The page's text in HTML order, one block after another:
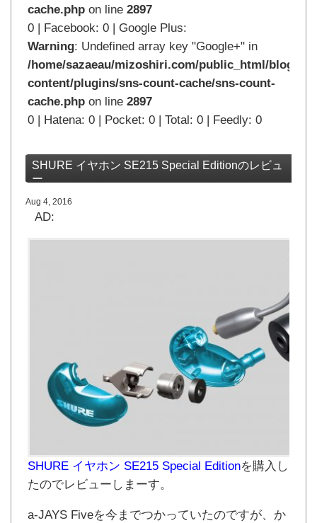
cache.php on line 2897
0 | Facebook: 0 | Google Plus:
Warning: Undefined array key "Google+" in
/home/sazaeau/mizoshiri.com/public_html/
content/plugins/sns-count-cache/sns-count-
cache.php on line 2897
0 | Hatena: 0 | Pocket: 0 | Total: 0 | Feedly: 0
SHURE イヤホン SE215 Special Editionのレビュ
ー
Aug 4, 2016
AD:
SHURE イヤホン SE215 Special Editionを購入し
たのでレビューしまーす。
a-JAYS Fiveを今までつかっていたのですが、か